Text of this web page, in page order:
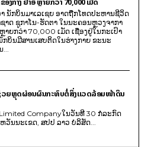
ນັກບິນມາເລເຊຍ ອາດຖືກໂທດປະຫານຊີວິດ
ດ ຊູກາໂນ-ຮັດຕາ ໃນນະຄອນຫຼວງຈາກາ
າຍກວ່າ 70,000 ເມັດ ເຊື່ອງຢູ່ໃນກະເປົາ
ບິນມີສານເສບຕິດໃນຮ່າງກາຍ ຂະນະ
...
ວຍຫຼຸດຜ່ອນຜົນກະທົບຕໍ່ສິ່ງແວດລ້ອມໜ້າດິນ
Companyໃນວັນທີ 30 ກໍລະກົດ
ວັນນະເຂດ, ສປປ ລາວ ບໍລິສັດ...